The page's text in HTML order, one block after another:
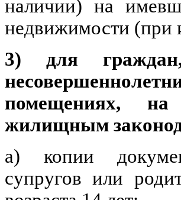
наличии) на
недвижимости (при
3) для
помещениях, на
жилищным
а) копии
супругов или